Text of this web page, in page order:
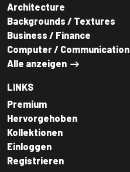
Architecture
Backgrounds / Textures
Business / Finance
Computer / Communication
Alle anzeigen
LINKS
Premium
Hervorgehoben
Kollektionen
Einloggen
Registrieren